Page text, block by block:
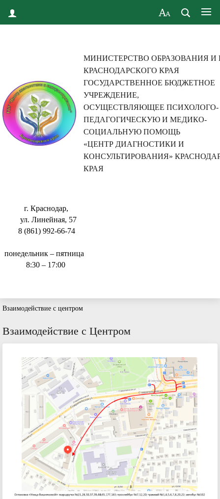
МИНИСТЕРСТВО ОБРАЗОВАНИЯ И
КРАСНОДАРСКОГО КРАЯ
ГОСУДАРСТВЕННОЕ БЮДЖЕТНОЕ
УЧРЕЖДЕНИЕ,
ОСУЩЕСТВЛЯЮЩЕЕ ПСИХОЛОГО-
ПЕДАГОГИЧЕСКУЮ И МЕДИКО-
СОЦИАЛЬНУЮ ПОМОЩЬ
«ЦЕНТР ДИАГНОСТИКИ И
КОНСУЛЬТИРОВАНИЯ»
КРАЯ
г. Краснодар,
ул. Линейная, 57
8 (861) 992-66-74
понедельник – пятница
8:30 – 17:00
Взаимодействие с центром
Взаимодействие с Центром